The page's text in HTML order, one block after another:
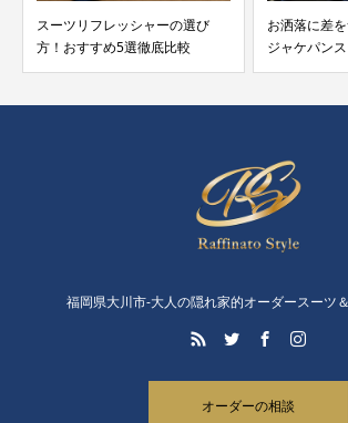
スーツリフレッシャーの選び
方！おすすめ5選徹底比較
お洒落に差
ジャケパンス
福岡県大川市-大人の隠れ家的オーダースーツ
オーダーの相談